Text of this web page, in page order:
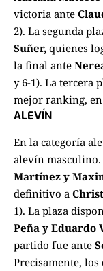
victoria ante
2). La segunda
Suñer, quienes
la final ante
y 6-1). La tercera
mejor ranking, en
ALEVÍN
En la categoría
alevín masculino.
Martínez y
definitivo a
1). La plaza
Peña y Eduardo
partido fue ante
Precisamente,